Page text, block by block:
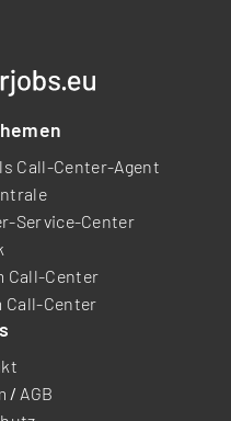
Call-Center-Agent
Service-Center
Call-Center
Call-Center
/ AGB